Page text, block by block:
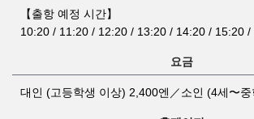
【출항 예정 시간】
10:20 / 11:20 / 12:20 / 13:20 / 14:20 / 15:20 /
요금
대인 (고등학생 이상) 2,400엔／소인 (4세〜